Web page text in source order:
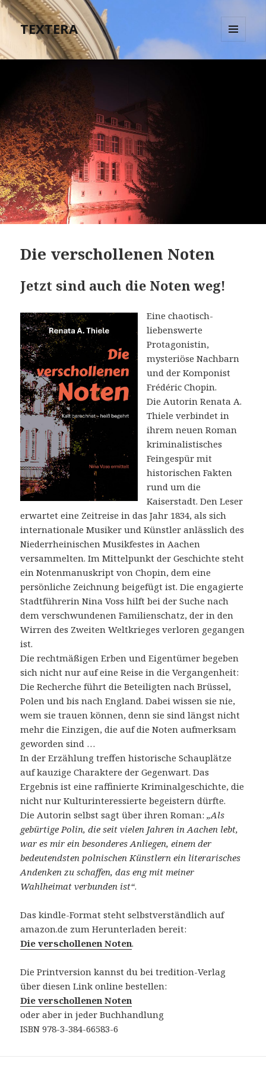
TEXTERA
Die verschollenen Noten
Jetzt sind auch die Noten weg!
Eine chaotisch-
liebenswerte
Protagonistin,
mysteriöse Nachbarn
und der Komponist
Frédéric Chopin.
Die Autorin Renata A.
Thiele verbindet in
ihrem neuen Roman
kriminalistisches
Feingespür mit
historischen Fakten
rund um die
Kaiserstadt. Den Leser
erwartet eine Zeitreise in das Jahr 1834, als sich
internationale Musiker und Künstler anlässlich des
Niederrheinischen Musikfestes in Aachen
versammelten. Im Mittelpunkt der Geschichte steht
ein Notenmanuskript von Chopin, dem eine
persönliche Zeichnung beigefügt ist. Die engagierte
Stadtführerin Nina Voss hilft bei der Suche nach
dem verschwundenen Familienschatz, der in den
Wirren des Zweiten Weltkrieges verloren gegangen
ist.
Die rechtmäßigen Erben und Eigentümer begeben
sich nicht nur auf eine Reise in die Vergangenheit:
Die Recherche führt die Beteiligten nach Brüssel,
Polen und bis nach England. Dabei wissen sie nie,
wem sie trauen können, denn sie sind längst nicht
mehr die Einzigen, die auf die Noten aufmerksam
geworden sind …
In der Erzählung treffen historische Schauplätze
auf kauzige Charaktere der Gegenwart. Das
Ergebnis ist eine raffinierte Kriminalgeschichte, die
nicht nur Kulturinteressierte begeistern dürfte.
Die Autorin selbst sagt über ihren Roman:„Als
gebürtige Polin, die seit vielen Jahren in Aachen lebt,
war es mir ein besonderes Anliegen, einem der
bedeutendsten polnischen Künstlern ein literarisches
Andenken zu schaffen, das eng mit meiner
Wahlheimat verbunden ist“.
Das kindle-Format steht selbstverständlich auf
amazon.de zum Herunterladen bereit:
Die verschollenen Noten.
Die Printversion kannst du bei tredition-Verlag
über diesen Link online bestellen:
Die verschollenen Noten
oder aber in jeder Buchhandlung
ISBN 978-3-384-66583-6